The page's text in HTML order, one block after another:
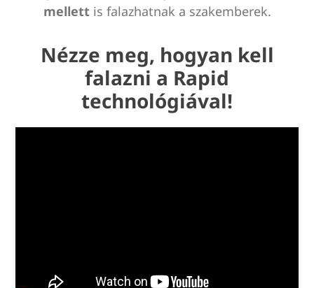
mellettis falazhatnak a szakemberek.
Nézze meg, hogyan kell
falazni a Rapid
technológiával!